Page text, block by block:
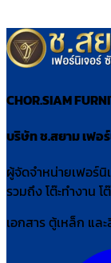
CHOR.SIAM
บริษัท ช.สยาม เฟอ
ผู้จัดจำหน่ายเฟอร์นิ
รวมถึง โต๊ะทำงาน
เอกสาร ตู้เหล็ก แล